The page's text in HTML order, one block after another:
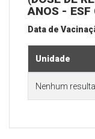
ANOS - ESF
Data de
Unidade
Nenhum